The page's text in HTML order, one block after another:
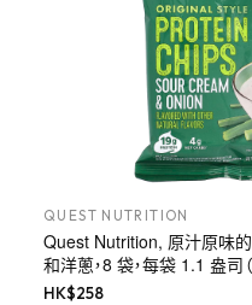
QUEST NUTRITION
Quest Nutrition, 原汁原味
和洋蔥，8 袋，每袋 1.1 盎司
HK$258